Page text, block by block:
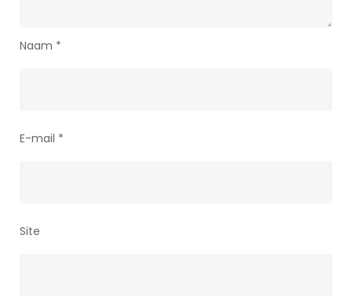
Naam *
E-mail *
Site